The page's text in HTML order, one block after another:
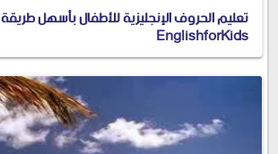
تعليم الحروف الإنجليزية للأطفال بأسهل طريقة
EnglishforKids